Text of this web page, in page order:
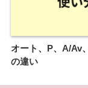
オート、P、A/Av
の違い